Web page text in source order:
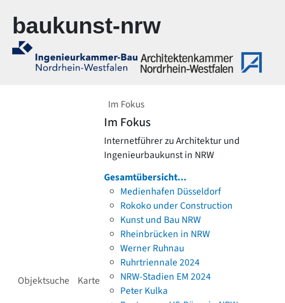
baukunst-nrw
Objektsuche Karte
Im Fokus
Im Fokus
Internetführer zu Architektur und
Ingenieurbaukunst in NRW
Gesamtübersicht...
Medienhafen Düsseldorf
Rokoko under Construction
Kunst und Bau NRW
Rheinbrücken in NRW
Werner Ruhnau
Ruhrtriennale 2024
NRW-Stadien EM 2024
Peter Kulka